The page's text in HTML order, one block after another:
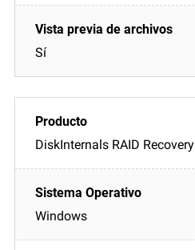
Sí
DiskInternals RAID Recovery
Windows